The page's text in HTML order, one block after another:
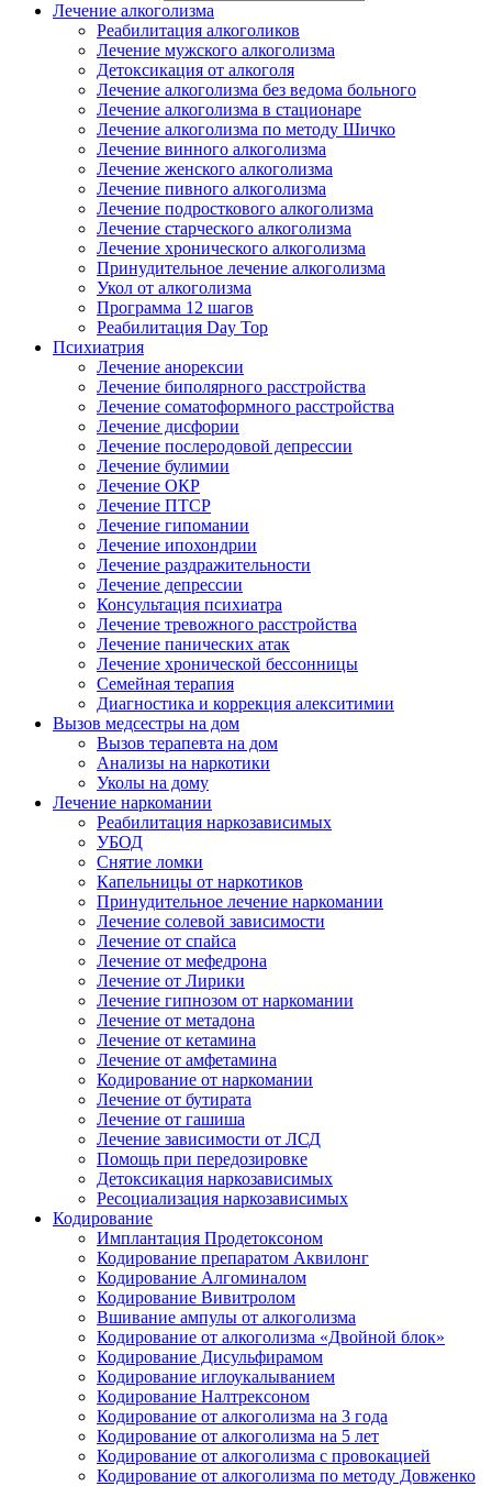
Лечение алкоголизма
Реабилитация алкоголиков
Лечение мужского алкоголизма
Детоксикация от алкоголя
Лечение алкоголизма без ведома больного
Лечение алкоголизма в стационаре
Лечение алкоголизма по методу Шичко
Лечение винного алкоголизма
Лечение женского алкоголизма
Лечение пивного алкоголизма
Лечение подросткового алкоголизма
Лечение старческого алкоголизма
Лечение хронического алкоголизма
Принудительное лечение алкоголизма
Укол от алкоголизма
Программа 12 шагов
Реабилитация Day Top
Психиатрия
Лечение анорексии
Лечение биполярного расстройства
Лечение соматоформного расстройства
Лечение дисфории
Лечение послеродовой депрессии
Лечение булимии
Лечение ОКР
Лечение ПТСР
Лечение гипомании
Лечение ипохондрии
Лечение раздражительности
Лечение депрессии
Консультация психиатра
Лечение тревожного расстройства
Лечение панических атак
Лечение хронической бессонницы
Семейная терапия
Диагностика и коррекция алекситимии
Вызов медсестры на дом
Вызов терапевта на дом
Анализы на наркотики
Уколы на дому
Лечение наркомании
Реабилитация наркозависимых
УБОД
Снятие ломки
Капельницы от наркотиков
Принудительное лечение наркомании
Лечение солевой зависимости
Лечение от спайса
Лечение от мефедрона
Лечение от Лирики
Лечение гипнозом от наркомании
Лечение от метадона
Лечение от кетамина
Лечение от амфетамина
Кодирование от наркомании
Лечение от бутирата
Лечение от гашиша
Лечение зависимости от ЛСД
Помощь при передозировке
Детоксикация наркозависимых
Ресоциализация наркозависимых
Кодирование
Имплантация Продетоксоном
Кодирование препаратом Аквилонг
Кодирование Алгоминалом
Кодирование Вивитролом
Вшивание ампулы от алкоголизма
Кодирование от алкоголизма «Двойной блок»
Кодирование Дисульфирамом
Кодирование иглоукалыванием
Кодирование Налтрексоном
Кодирование от алкоголизма на 3 года
Кодирование от алкоголизма на 5 лет
Кодирование от алкоголизма с провокацией
Кодирование от алкоголизма по методу Довженко